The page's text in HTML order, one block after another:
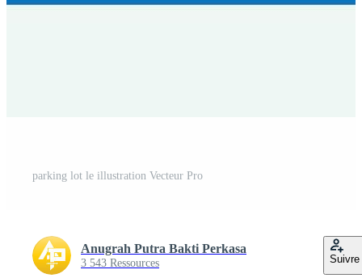
parking lot le illustration Vecteur Pro
Anugrah Putra Bakti Perkasa
3 543 Ressources Suivre